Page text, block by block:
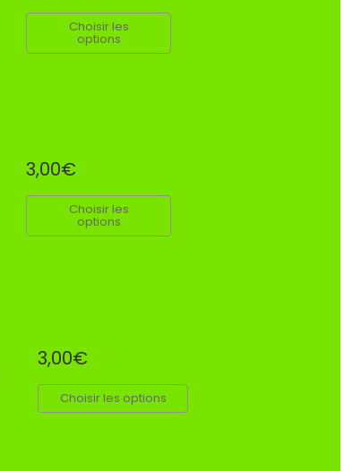
Choisir les
options
3,00€
Choisir les
options
3,00€
Choisir les options